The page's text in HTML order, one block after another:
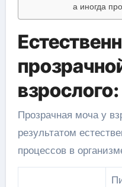
а иногда
взрослого:
Прозрачная моча у
результатом
процессов в